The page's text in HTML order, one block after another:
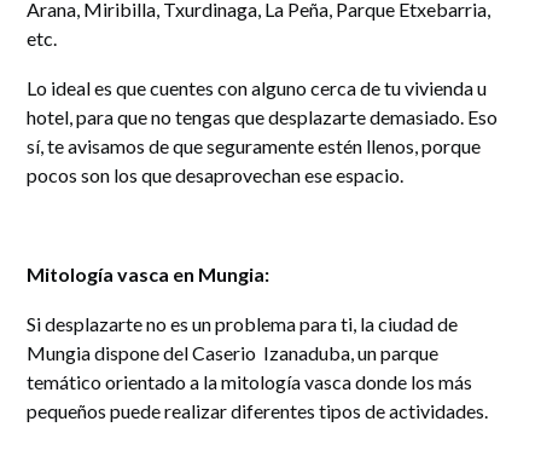
Arana, Miribilla, Txurdinaga, La Peña, Parque Etxebarria,
etc.
Lo ideal es que cuentes con alguno cerca de tu vivienda u
hotel, para que no tengas que desplazarte demasiado. Eso
sí, te avisamos de que seguramente estén llenos, porque
pocos son los que desaprovechan ese espacio.
Mitología vasca en Mungia:
Si desplazarte no es un problema para ti, la ciudad de
Mungia dispone del Caserio Izanaduba, un parque
temático orientado a la mitología vasca donde los más
pequeños puede realizar diferentes tipos de actividades.